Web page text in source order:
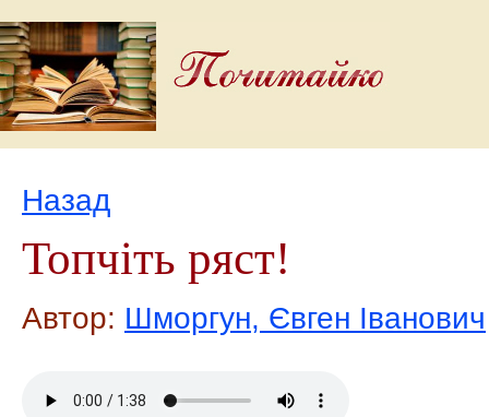
Назад
Топчіть ряст!
Автор: Шморгун, Євген Іванович